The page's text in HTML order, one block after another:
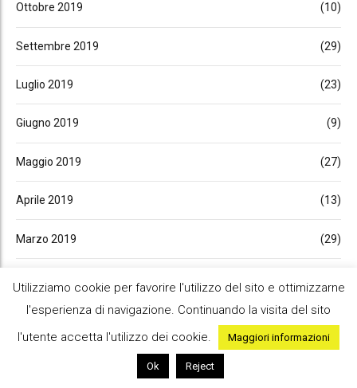
Ottobre 2019 (10)
Settembre 2019 (29)
Luglio 2019 (23)
Giugno 2019 (9)
Maggio 2019 (27)
Aprile 2019 (13)
Marzo 2019 (29)
Gennaio 2019 (26)
Utilizziamo cookie per favorire l'utilizzo del sito e ottimizzarne
l'esperienza di navigazione. Continuando la visita del sito
l'utente accetta l'utilizzo dei cookie.
Maggiori informazioni
Ok Reject